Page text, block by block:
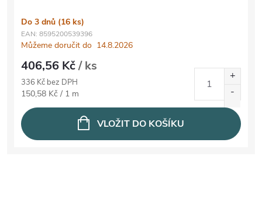
Do 3 dnů (16 ks)
EAN: 8595200539396
Můžeme doručit do 14.8.2026
406,56 Kč/ ks
336 Kč bez DPH
Měrná cena:
150,58 Kč / 1 m
VLOŽIT DO KOŠÍKU